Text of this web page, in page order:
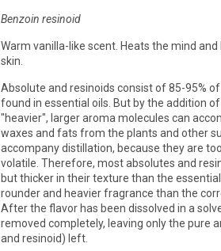
Benzoin resinoid
Warm vanilla-like scent. Heats the mind
skin.
Absolute and resinoids consist of 85-95%
found in essential oils. But by the addition
"heavier", larger aroma molecules can
waxes and fats from the plants and other
accompany distillation, because they are
volatile. Therefore, most absolutes and
but thicker in their texture than the
rounder and heavier fragrance than the
After the flavor has been dissolved in a
removed completely, leaving only the pure
and resinoid) left.